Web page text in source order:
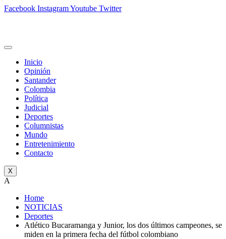
Facebook InstagramYoutube Twitter
Inicio
Opinión
Santander
Colombia
Política
Judicial
Deportes
Columnistas
Mundo
Entretenimiento
Contacto
X
A
Home
NOTICIAS
Deportes
Atlético Bucaramanga y Junior, los dos últimos campeones, se
miden en la primera fecha del fútbol colombiano